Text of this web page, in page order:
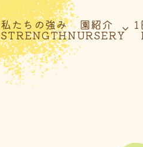
私たちの強み
STRENGTH
園紹介
NURSERY